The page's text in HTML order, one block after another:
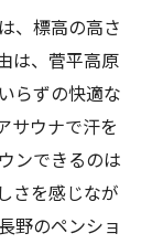
ナの癒や
ョン滞在
の特別な休
滞在の魅
、標高の高さ
は、菅平高原
らずの快適な
サウナで汗を
ンできるのは
さを感じなが
野のペンショ